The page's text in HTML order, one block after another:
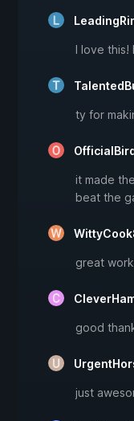
I love this!
ty for
it made
beat the
great
good
just